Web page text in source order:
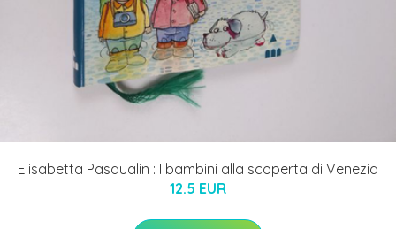
Elisabetta Pasqualin : I bambini alla scoperta di Venezia
12.5 EUR